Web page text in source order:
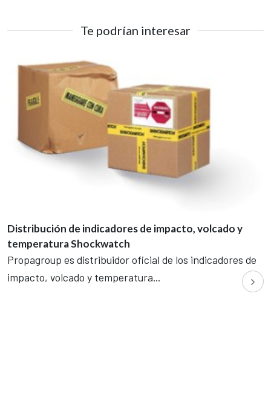
Te podrían interesar
Distribución de indicadores de impacto, volcado y
temperatura Shockwatch
Propagroup es distribuidor oficial de los indicadores de
impacto, volcado y temperatura...